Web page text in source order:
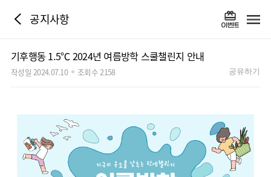
공지사항
기후행동 1.5℃ 2024년 여름방학 스쿨챌린지 안내
작성일 2024.07.10 조회수 2158 공유하기